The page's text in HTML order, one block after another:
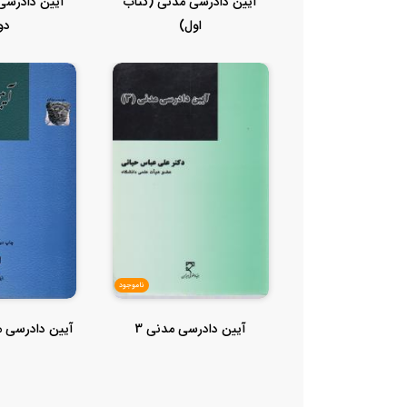
اول)
ناموجود
آیین دادرسی مدنی 3 آیین دادرسی